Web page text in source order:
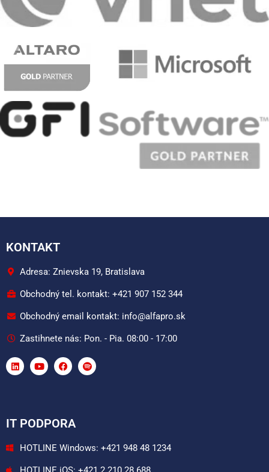
KONTAKT
Adresa: Znievska 19, Bratislava
Obchodný tel. kontakt: +421 907 152 344
Obchodný email kontakt: info@alfapro.sk
Zastihnete nás: Pon. - Pia. 08:00 - 17:00
IT PODPORA
HOTLINE Windows: +421 948 48 1234